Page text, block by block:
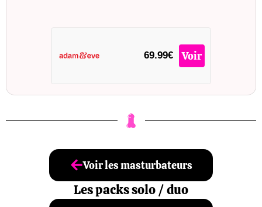
69.99€ Voir
Les packs solo / duo
Voir les masturbateurs